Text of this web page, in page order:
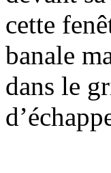
cette
banale
dans le